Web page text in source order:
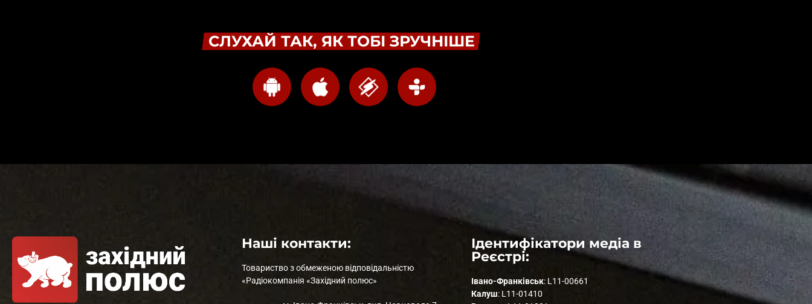
СЛУХАЙ ТАК, ЯК ТОБІ ЗРУЧНІШЕ
Наші контакти:
Товариство з обмеженою відповідальністю
«Радіокомпанія «Західний полюс»
Ідентифікатори медіа в
Реєстрі:
Івано-Франківськ: L11-00661
Калуш: L11-01410